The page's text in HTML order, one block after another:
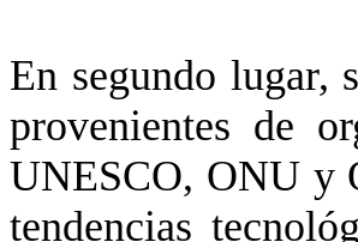
En segundo lugar,
provenientes de
UNESCO, ONU y
tendencias